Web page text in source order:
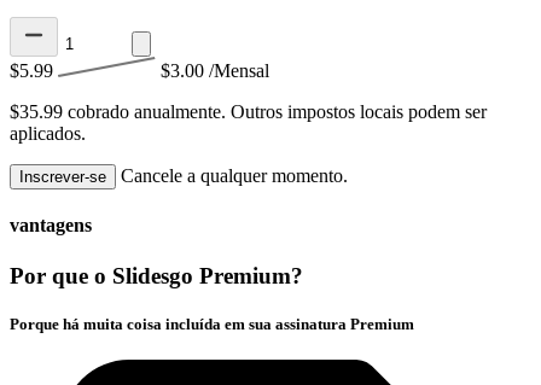
$5.99 $3.00 /Mensal
$35.99 cobrado anualmente. Outros impostos locais podem ser
aplicados.
Inscrever-se Cancele a qualquer momento.
vantagens
Por que o Slidesgo Premium?
Porque há muita coisa incluída em sua assinatura Premium